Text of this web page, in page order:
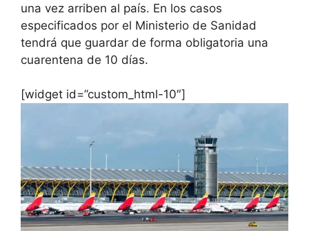
una vez arriben al país. En los casos
especificados por el Ministerio de Sanidad
tendrá que guardar de forma obligatoria una
cuarentena de 10 días.
[widget id=”custom_html-10″]